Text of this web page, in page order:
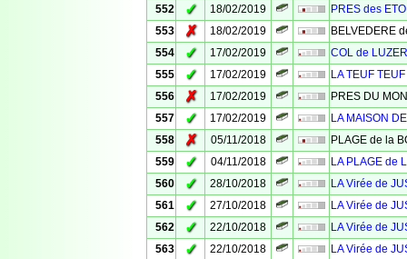
552
✓ 18/02/2019
PRES des
553
✗ 18/02/2019
BELVEDERE
554
✓ 17/02/2019
COL de
555
✓ 17/02/2019
LA TEUF TEUF
556
✗ 17/02/2019
PRES DU
557
✓ 17/02/2019
LA MAISON
558
✗ 05/11/2018
PLAGE de la
559
✓ 04/11/2018
LA PLAGE de
560
✓ 28/10/2018
LA Virée de
561
✓ 27/10/2018
LA Virée de
562
✓ 22/10/2018
LA Virée de
563
✓ 22/10/2018
LA Virée de